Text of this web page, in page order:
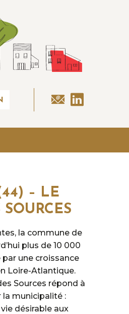
– LE
la commune de
plus de 10 000
une croissance
Loire-Atlantique.
Sources répond à
la municipalité :
désirable aux